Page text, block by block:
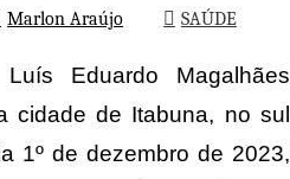
Marlon Araújo SAÚDE
Eduardo Magalhães
cidade de Itabuna, no sul
1º de dezembro de 2023,